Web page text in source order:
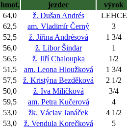
hmot. jezdec výrok
64,0 ž. Dušan Andrés LEHCE
62,5 am. Vladimír Černý 3
52,5 ž. Jiřina Andrésová 1 3/4
56,0 ž. Libor Šindar 1
56,5 ž. Jiří Chaloupka 1/2
51,5 am. Leona Hloužková 1 3/4
57,5 ž. Kristýna Bezděková 2 1/2
50,0 ž. Iva Miličková 3/4
59,5 am. Petra Kučerová 4
53,0 žk. Václav Janáček 4 1/2
53,0 ž. Vendula Korečková 5